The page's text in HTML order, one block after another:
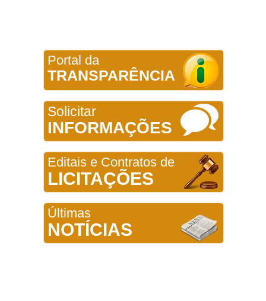
Portal da
TRANSPARÊNCIA
Solicitar
INFORMAÇÕES
Editais e Contratos de
LICITAÇÕES
Últimas
NOTÍCIAS